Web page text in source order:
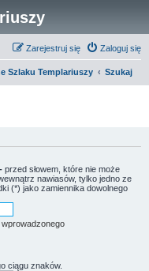
Zaloguj się
Zarejestruj się
Szlaku Templariuszy Szukaj
- przed słowem, które nie może
nawiasów, tylko jedno ze
(*) jako zamiennika dowolnego
ciągu znaków.